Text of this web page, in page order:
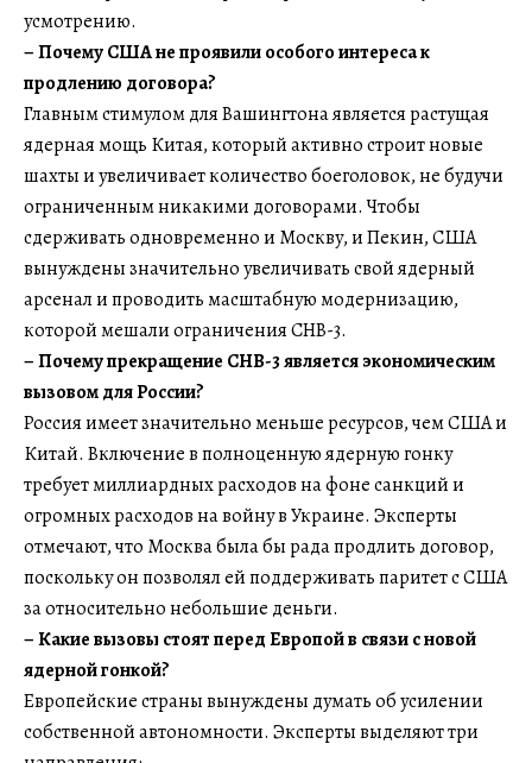
усмотрению.
– Почему США не проявили особого интереса к
продлению договора?
Главным стимулом для Вашингтона является растущая
ядерная мощь Китая, который активно строит новые
шахты и увеличивает количество боеголовок, не будучи
ограниченным никакими договорами. Чтобы
сдерживать одновременно и Москву, и Пекин, США
вынуждены значительно увеличивать свой ядерный
арсенал и проводить масштабную модернизацию,
которой мешали ограничения СНВ-3.
– Почему прекращение СНВ-3 является экономическим
вызовом для России?
Россия имеет значительно меньше ресурсов, чем США и
Китай. Включение в полноценную ядерную гонку
требует миллиардных расходов на фоне санкций и
огромных расходов на войну в Украине. Эксперты
отмечают, что Москва была бы рада продлить договор,
поскольку он позволял ей поддерживать паритет с США
за относительно небольшие деньги.
– Какие вызовы стоят перед Европой в связи с новой
ядерной гонкой?
Европейские страны вынуждены думать об усилении
собственной автономности. Эксперты выделяют три